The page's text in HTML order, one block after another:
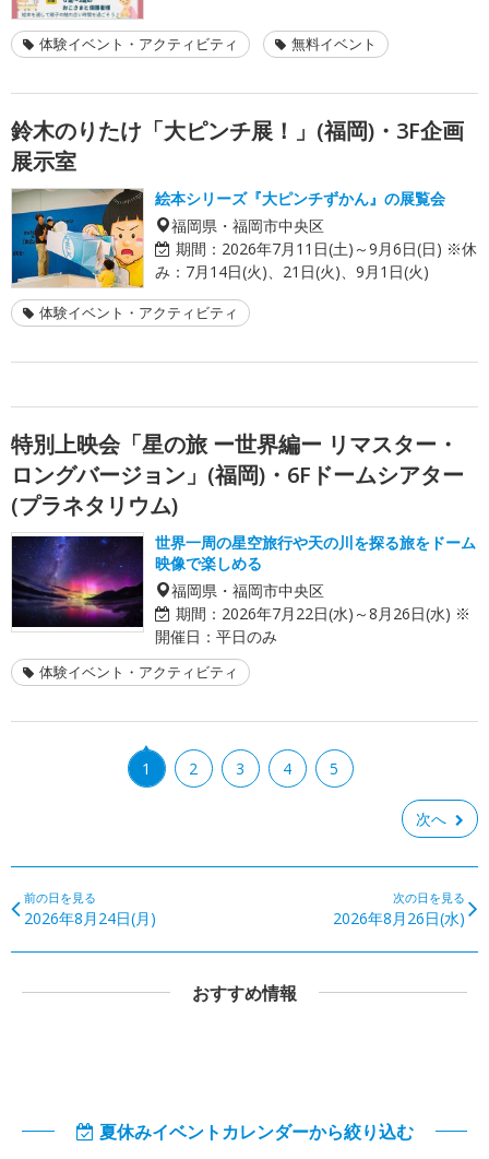
体験イベント・アクティビティ 無料イベント
鈴木のりたけ「大ピンチ展！」(福岡)・3F企画
展示室
絵本シリーズ『大ピンチずかん』の展覧会
福岡県・福岡市中央区
期間： 2026年7月11日(土)～9月6日(日) ※休
み：7月14日(火)、21日(火)、9月1日(火)
体験イベント・アクティビティ
特別上映会「星の旅 ー世界編ー リマスター・
ロングバージョン」(福岡)・6Fドームシアター
(プラネタリウム)
世界一周の星空旅行や天の川を探る旅をドーム
映像で楽しめる
福岡県・福岡市中央区
期間： 2026年7月22日(水)～8月26日(水) ※
開催日：平日のみ
体験イベント・アクティビティ
1 2 3 4 5
次へ
前の日を見る
2026年8月24日(月)
次の日を見る
2026年8月26日(水)
おすすめ情報
夏休みイベントカレンダーから絞り込む